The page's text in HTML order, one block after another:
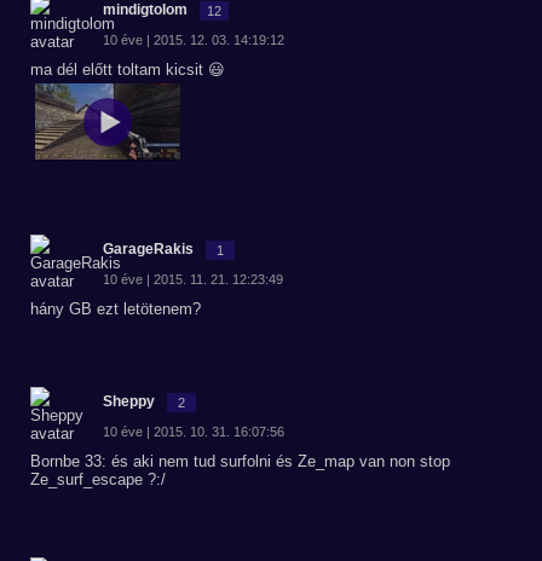
mindigtolom 12
10 éve | 2015. 12. 03. 14:19:12
ma dél előtt toltam kicsit 😃
GarageRakis 1
10 éve | 2015. 11. 21. 12:23:49
hány GB ezt letötenem?
Sheppy 2
10 éve | 2015. 10. 31. 16:07:56
Bornbe 33: és aki nem tud surfolni és Ze_map van non stop
Ze_surf_escape ?:/